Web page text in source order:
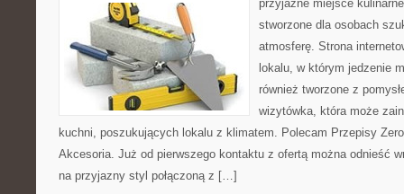
przyjazne miejsce
stworzone dla osobach
atmosferę. Strona
lokalu, w którym jedzenie
również tworzone z
wizytówka, która może
kuchni, poszukujących lokalu z klimatem. Polecam Przepisy
Akcesoria. Już od pierwszego kontaktu z ofertą można odnieść
na przyjazny styl połączoną z […]